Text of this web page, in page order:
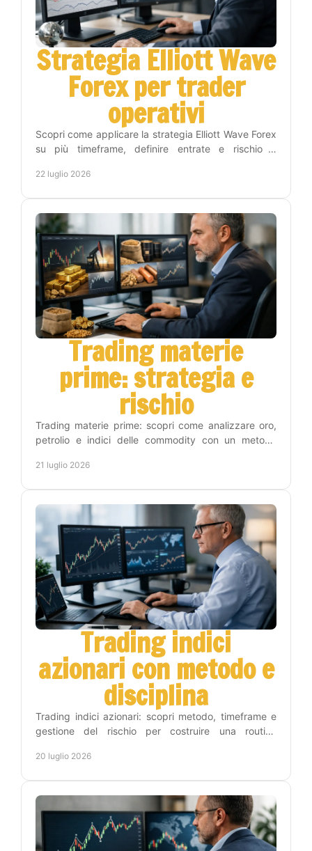
Strategia Elliott Wave
Forex per trader
operativi
Scopri come applicare la strategia Elliott Wave Forex
su più timeframe, definire entrate e rischio e
22 luglio 2026
Trading materie
prime: strategia e
rischio
Trading materie prime: scopri come analizzare oro,
petrolio e indici delle commodity con un metodo
21 luglio 2026
Trading indici
azionari con metodo e
disciplina
Trading indici azionari: scopri metodo, timeframe e
gestione del rischio per costruire una routine
20 luglio 2026